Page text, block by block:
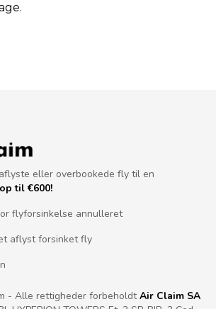
eller overbookede fly til en
til €600!
flyforsinkelse annulleret
aflyst forsinket fly
- Alle rettigheder forbeholdtAir Claim SA